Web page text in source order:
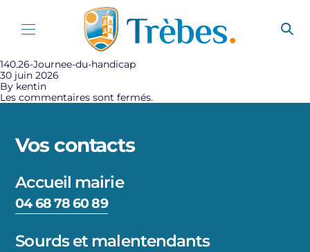
140.26-Journee-du-handicap
30 juin 2026
By kentin
Les commentaires sont fermés.
Vos contacts
Accueil mairie
04 68 78 60 89
Sourds et malentendants